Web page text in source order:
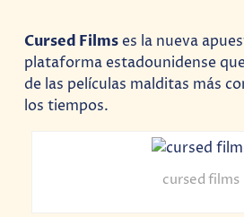
Cursed Filmses la nueva
plataforma estadounidense
de las películas malditas más
los tiempos.
cursed films